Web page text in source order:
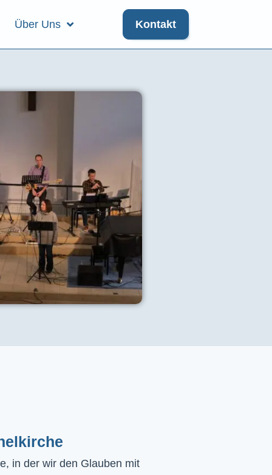
Über Uns Kontakt
in der wir den Glauben mit